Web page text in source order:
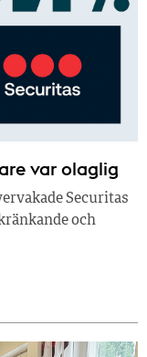
var olaglig
Securitas
och